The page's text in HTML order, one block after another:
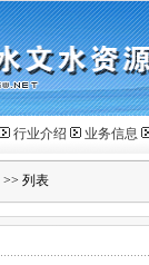
行业介绍 业务信息
>> 列表